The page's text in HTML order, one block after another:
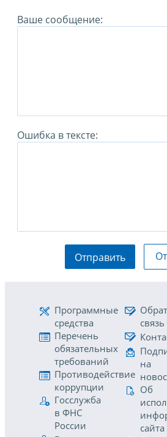
Ваше сообщение:
Ошибка в тексте:
Отправить
Программные
средства
Перечень
обязательных
требований
Противодействие
коррупции
Госслужба
в ФНС
России
связь
на
Об
сайта